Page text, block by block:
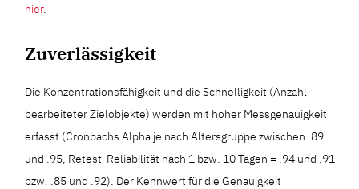
hier.
Zuverlässigkeit
Die Konzentrationsfähigkeit und die Schnelligkeit (Anzahl
bearbeiteter Zielobjekte) werden mit hoher Messgenauigkeit
erfasst (Cronbachs Alpha je nach Altersgruppe zwischen .89
und .95, Retest-Reliabilität nach 1 bzw. 10 Tagen = .94 und .91
bzw. .85 und .92). Der Kennwert für die Genauigkeit